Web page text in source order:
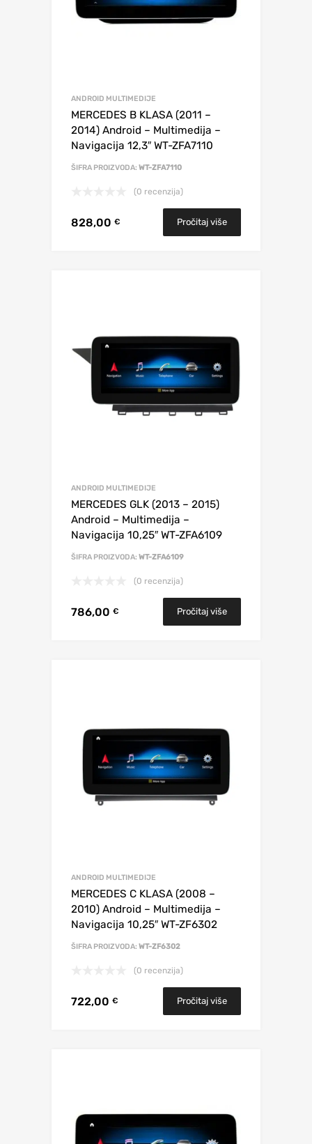
ANDROID MULTIMEDIJE
MERCEDES B KLASA (2011 –
2014) Android – Multimedija –
Navigacija 12,3″ WT-ZFA7110
ŠIFRA PROIZVODA: WT-ZFA7110
(0 recenzija)
828,00 € Pročitaj više
ANDROID MULTIMEDIJE
MERCEDES GLK (2013 – 2015)
Android – Multimedija –
Navigacija 10,25″ WT-ZFA6109
ŠIFRA PROIZVODA: WT-ZFA6109
(0 recenzija)
786,00 € Pročitaj više
ANDROID MULTIMEDIJE
MERCEDES C KLASA (2008 –
2010) Android – Multimedija –
Navigacija 10,25″ WT-ZF6302
ŠIFRA PROIZVODA: WT-ZF6302
(0 recenzija)
722,00 € Pročitaj više